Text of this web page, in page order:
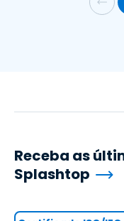
Receba as
Splashtop